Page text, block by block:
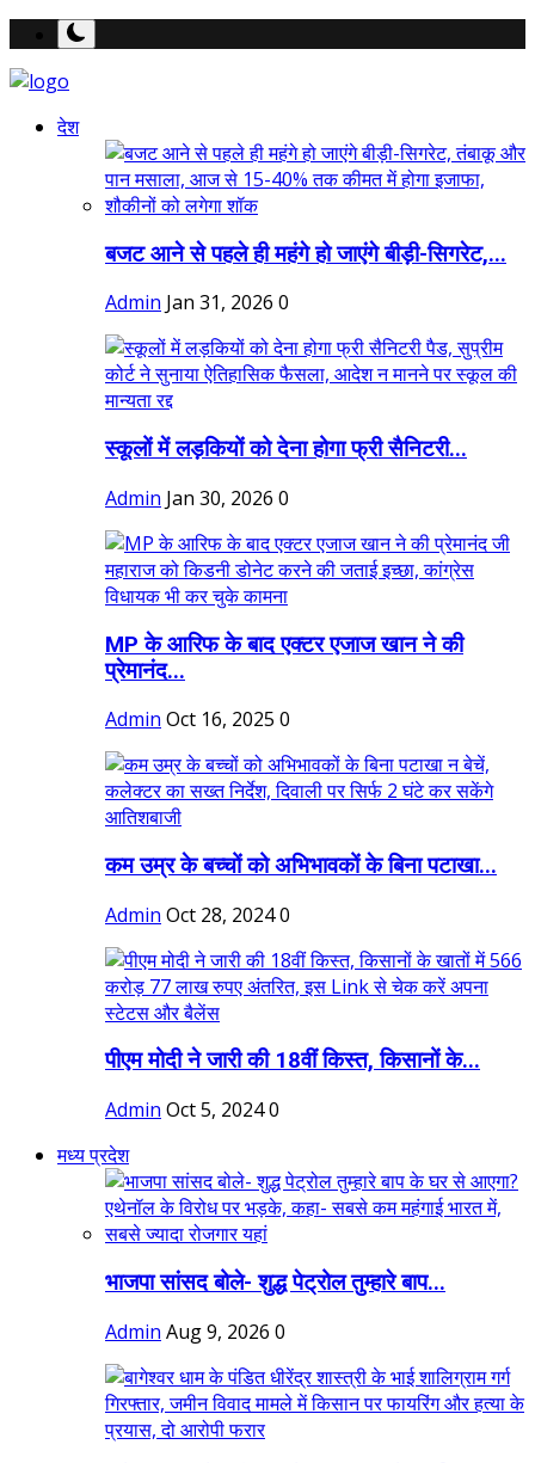
देश
बजट आने से पहले ही महंगे हो जाएंगे बीड़ी-सिगरेट,...
Admin Jan 31, 2026 0
स्कूलों में लड़कियों को देना होगा फ्री सैनिटरी...
Admin Jan 30, 2026 0
MP के आरिफ के बाद एक्टर एजाज खान ने की
प्रेमानंद...
Admin Oct 16, 2025 0
कम उम्र के बच्चों को अभिभावकों के बिना पटाखा...
Admin Oct 28, 20240
पीएम मोदी ने जारी की 18वीं किस्त, किसानों के...
Admin Oct 5, 20240
मध्य प्रदेश
भाजपा सांसद बोले- शुद्ध पेट्रोल तुम्हारे बाप...
Admin Aug 9, 2026 0